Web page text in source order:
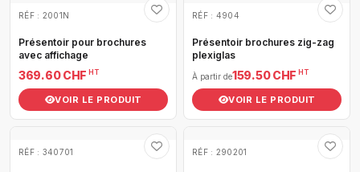
RÉF : 2001N
Présentoir pour brochures
avec affichage
369.60 CHF HT
VOIR LE PRODUIT
RÉF : 4904
Présentoir brochures zig-zag
plexiglas
À partir de159.50 CHF HT
VOIR LE PRODUIT
RÉF : 340701 RÉF : 290201